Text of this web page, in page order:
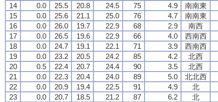
14
0.0 25.5 20.8 24.5 75 4.9
南南東
15
0.0 25.6 21.1 25.0 76 4.7
南南東
16
0.0 26.0 19.7 22.9 68 2.9
南西
17
0.0 26.5 19.6 22.9 66 4.0
西南西
18
0.0 24.7 19.1 22.1 71 3.9
西南西
19
0.0 23.2 20.5 24.2 85 4.2
北西
20
0.5 22.4 20.7 24.4 90 3.5
北西
21
0.0 22.3 20.4 24.0 89 5.0
北北西
22
0.0 20.9 19.4 22.5 91 4.9
北
23
0.0 20.7 18.5 21.2 87 6.2
北